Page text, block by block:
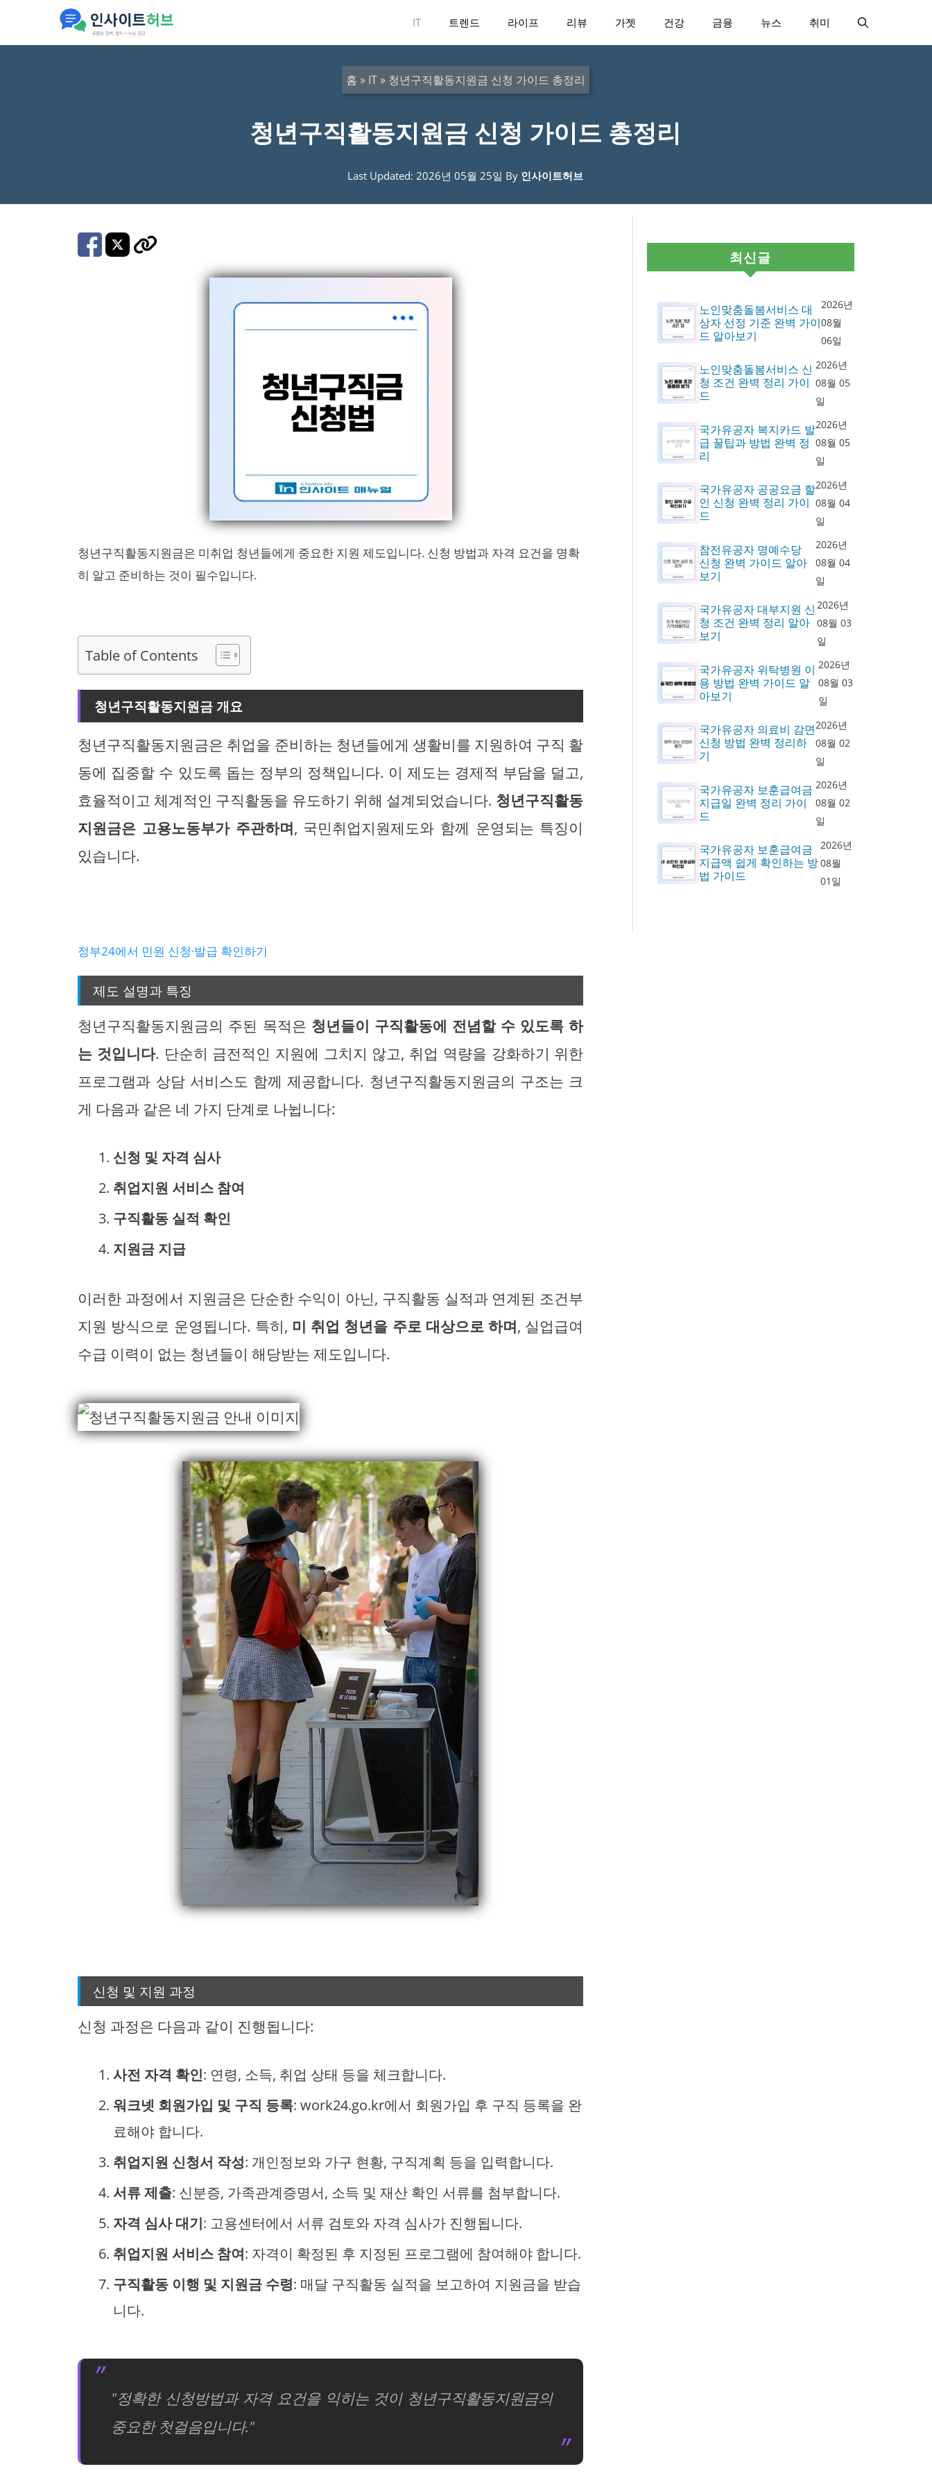
IT 트렌드 라이프 리뷰 가젯 건강 금융 뉴스 취미
홈 » IT» 청년구직활동지원금 신청 가이드 총정리
청년구직활동지원금 신청 가이드 총정리
Last Updated: 2026년 05월 25일 By 인사이트허브
청년구직활동지원금은 미취업 청년들에게 중요한 지원 제도입니다. 신청 방법과 자격 요건을 명확
히 알고 준비하는 것이 필수입니다.
Table of Contents
청년구직활동지원금 개요
청년구직활동지원금은 취업을 준비하는 청년들에게 생활비를 지원하여 구직 활
동에 집중할 수 있도록 돕는 정부의 정책입니다. 이 제도는 경제적 부담을 덜고,
효율적이고 체계적인 구직활동을 유도하기 위해 설계되었습니다. 청년구직활동
지원금은 고용노동부가 주관하며, 국민취업지원제도와 함께 운영되는 특징이
있습니다.
정부24에서 민원 신청·발급 확인하기
제도 설명과 특징
청년구직활동지원금의 주된 목적은 청년들이 구직활동에 전념할 수 있도록 하
는 것입니다. 단순히 금전적인 지원에 그치지 않고, 취업 역량을 강화하기 위한
프로그램과 상담 서비스도 함께 제공합니다. 청년구직활동지원금의 구조는 크
게 다음과 같은 네 가지 단계로 나뉩니다:
신청 및 자격 심사
취업지원 서비스 참여
구직활동 실적 확인
지원금 지급
이러한 과정에서 지원금은 단순한 수익이 아닌, 구직활동 실적과 연계된 조건부
지원 방식으로 운영됩니다. 특히, 미 취업 청년을 주로 대상으로 하며, 실업급여
수급 이력이 없는 청년들이 해당받는 제도입니다.
신청 및 지원 과정
신청 과정은 다음과 같이 진행됩니다:
사전 자격 확인: 연령, 소득, 취업 상태 등을 체크합니다.
워크넷 회원가입 및 구직 등록: work24.go.kr에서 회원가입 후 구직 등록을 완
료해야 합니다.
취업지원 신청서 작성: 개인정보와 가구 현황, 구직계획 등을 입력합니다.
서류 제출: 신분증, 가족관계증명서, 소득 및 재산 확인 서류를 첨부합니다.
자격 심사 대기: 고용센터에서 서류 검토와 자격 심사가 진행됩니다.
취업지원 서비스 참여: 자격이 확정된 후 지정된 프로그램에 참여해야 합니다.
구직활동 이행 및 지원금 수령: 매달 구직활동 실적을 보고하여 지원금을 받습
니다.
"정확한 신청방법과 자격 요건을 익히는 것이 청년구직활동지원금의
중요한 첫걸음입니다."
최신글
노인맞춤돌봄서비스 대
상자 선정 기준 완벽 가이
드 알아보기
2026년
08월
06일
노인맞춤돌봄서비스 신
청 조건 완벽 정리 가이
드
2026년
08월 05
일
국가유공자 복지카드 발
급 꿀팁과 방법 완벽 정
리
2026년
08월 05
일
국가유공자 공공요금 할
인 신청 완벽 정리 가이
드
2026년
08월 04
일
참전유공자 명예수당
신청 완벽 가이드 알아
보기
2026년
08월 04
일
국가유공자 대부지원 신
청 조건 완벽 정리 알아
보기
2026년
08월 03
일
국가유공자 위탁병원 이
용 방법 완벽 가이드 알
아보기
2026년
08월 03
일
국가유공자 의료비 감면
신청 방법 완벽 정리하
기
2026년
08월 02
일
국가유공자 보훈급여금
지급일 완벽 정리 가이
드
2026년
08월 02
일
국가유공자 보훈급여금
지급액 쉽게 확인하는 방
법 가이드
2026년
08월
01일